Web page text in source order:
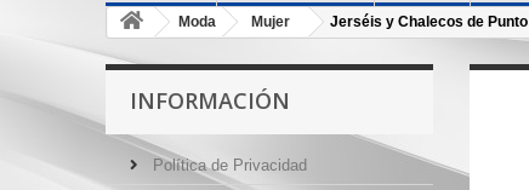
Moda Mujer Jerséis y Chalecos de Punto
INFORMACIÓN
Política de Privacidad